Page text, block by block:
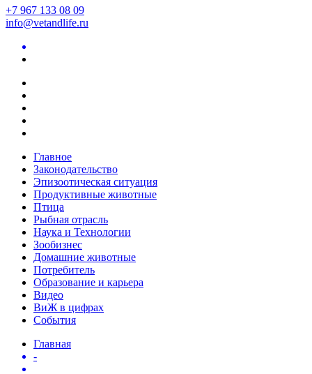
+7 967 133 08 09
info@vetandlife.ru
Главное
Законодательство
Эпизоотическая ситуация
Продуктивные животные
Птица
Рыбная отрасль
Наука и Технологии
Зообизнес
Домашние животные
Потребитель
Образование и карьера
Видео
ВиЖ в цифрах
События
Главная
-